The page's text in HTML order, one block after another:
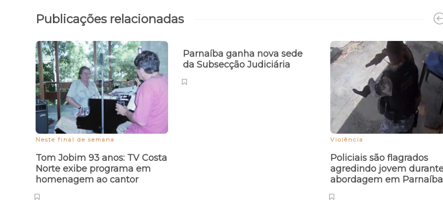
Publicações relacionadas
Neste final de semana
Tom Jobim 93 anos: TV Costa
Norte exibe programa em
homenagem ao cantor
Parnaíba ganha nova sede
da Subsecção Judiciária
Violência
Policiais são flagrados
agredindo jovem
abordagem em Parnaíba